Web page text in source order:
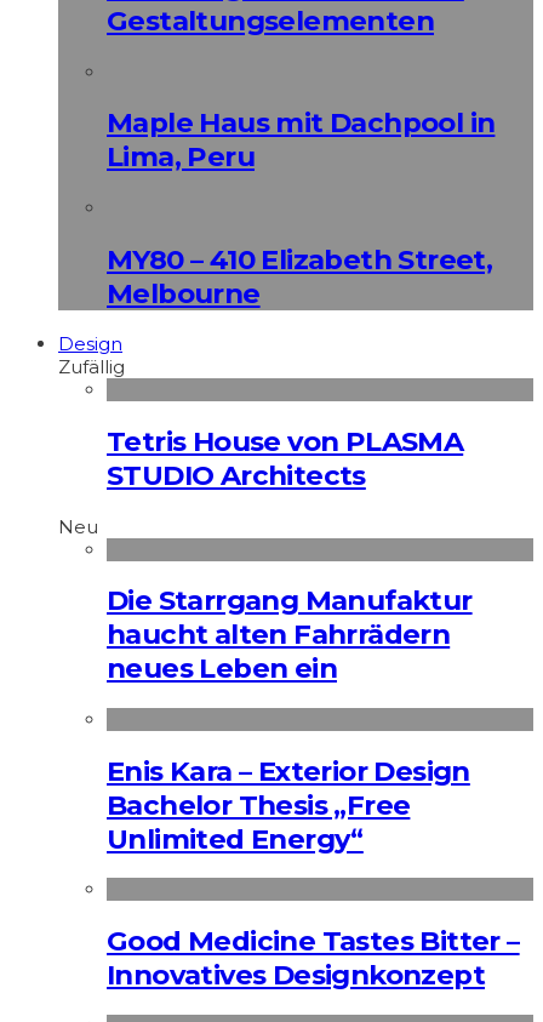
Gestaltungselementen
Maple Haus mit Dachpool in
Lima, Peru
MY80 – 410 Elizabeth Street,
Melbourne
Design
Zufällig
Tetris House von PLASMA
STUDIO Architects
Neu
Die Starrgang Manufaktur
haucht alten Fahrrädern
neues Leben ein
Enis Kara – Exterior Design
Bachelor Thesis „Free
Unlimited Energy“
Good Medicine Tastes Bitter –
Innovatives Designkonzept